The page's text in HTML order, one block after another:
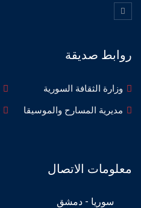
روابط صديقة
وزارة الثقافة السورية
مديرية المسارح والموسيقا
معلومات الاتصال
سوريا - دمشق